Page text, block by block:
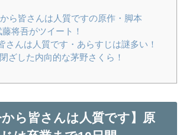
ら皆さんは人質ですの原作・脚本
将吾がツイート！
さんは人質です・あらすじは謎多い！
ざした内向的な茅野さくら！
から皆さんは人質です】原